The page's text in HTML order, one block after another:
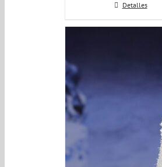
Detalles